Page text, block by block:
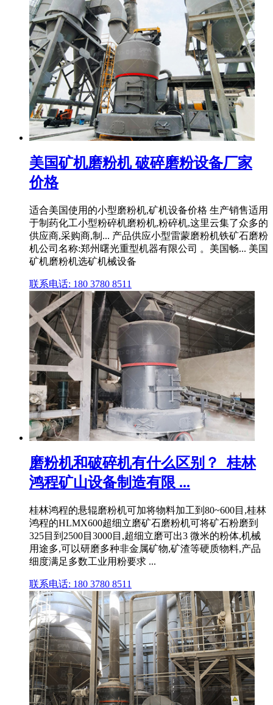
美国矿机磨粉机 破碎磨粉设备厂家
价格
适合美国使用的小型磨粉机,矿机设备价格 生产销售适用
于制药化工小型粉碎机磨粉机,粉碎机,这里云集了众多的
供应商,采购商,制... 产品供应小型雷蒙磨粉机铁矿石磨粉
机公司名称:郑州曙光重型机器有限公司 。美国畅... 美国
矿机磨粉机选矿机械设备
联系电话: 180 3780 8511
磨粉机和破碎机有什么区别？_桂林
鸿程矿山设备制造有限 ...
桂林鸿程的悬辊磨粉机可加将物料加工到80~600目,桂林
鸿程的HLMX600超细立磨矿石磨粉机可将矿石粉磨到
325目到2500目3000目,超细立磨可出3 微米的粉体,机械
用途多,可以研磨多种非金属矿物,矿渣等硬质物料,产品
细度满足多数工业用粉要求 ...
联系电话: 180 3780 8511